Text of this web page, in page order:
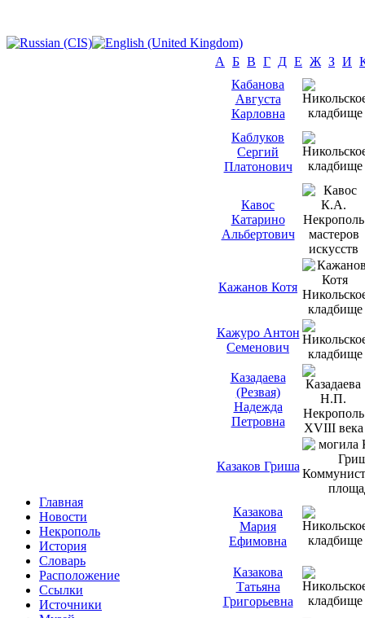
Главная
Новости
Некрополь
История
Словарь
Расположение
Ссылки
Источники
А Б В Г Д Е Ж З И
Кабанова
Августа
Карловна
Каблуков
Сергий
Платонович
Кавос
Катарино
Альбертович
Кажанов Котя
Кажуро Антон
Семенович
Казадаева
(Резвая)
Надежда
Петровна
Казаков Гриша
Казакова
Мария
Ефимовна
Казакова
Татьяна
Григорьевна